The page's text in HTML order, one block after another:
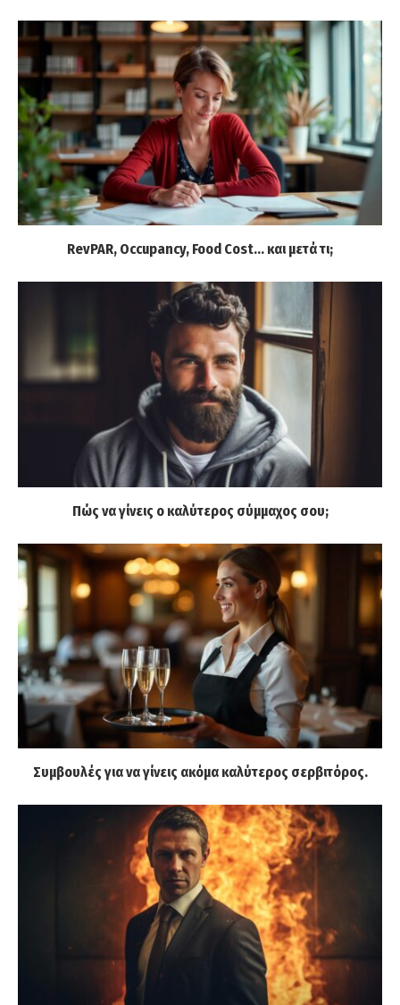
RevPAR, Occupancy, Food Cost… και μετά τι;
Πώς να γίνεις ο καλύτερος σύμμαχος σου;
Συμβουλές για να γίνεις ακόμα καλύτερος σερβιτόρος.